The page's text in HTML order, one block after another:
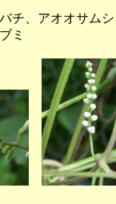
チ、アオオサム
ミ
モ ヤ